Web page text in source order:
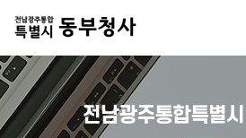
전남광주통합특별